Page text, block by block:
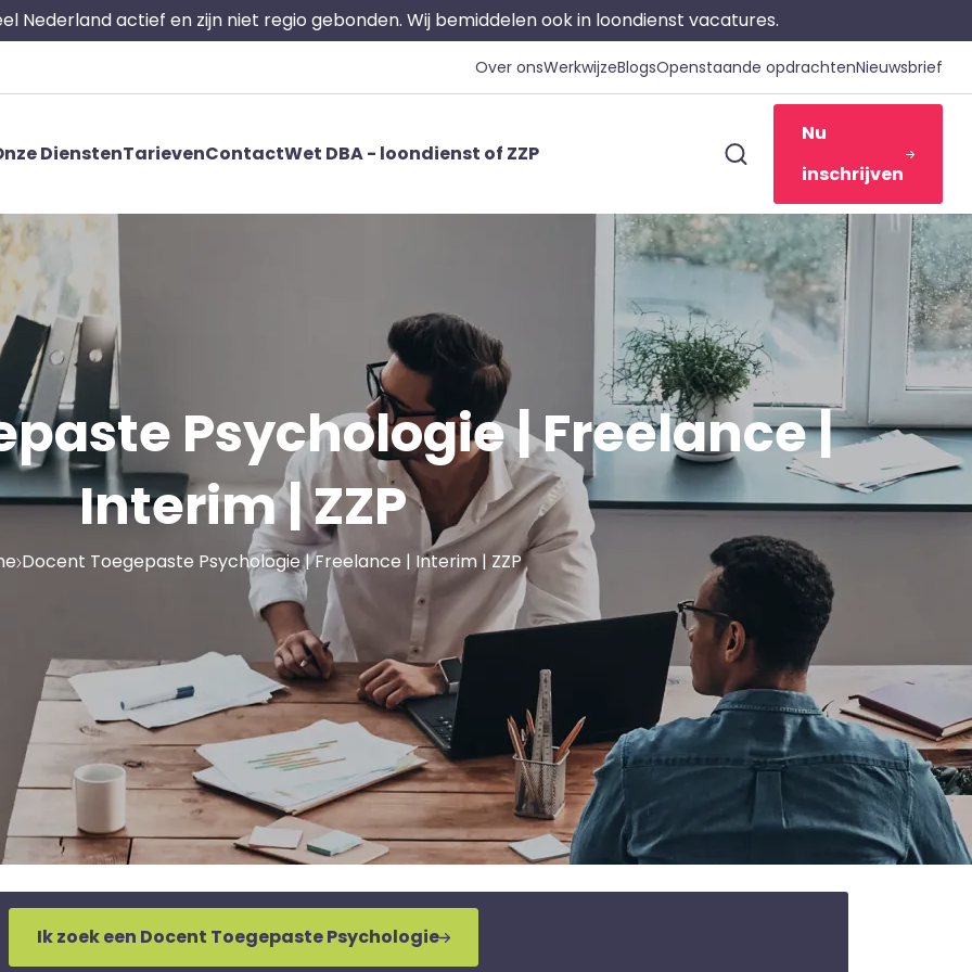
Nederland actief en zijn niet regio gebonden. Wij bemiddelen ook in loondienst vacatures.
Over onsWerkwijzeBlogsOpenstaande opdrachtenNieuwsbrief
DienstenTarievenContactWet DBA - loondienst of ZZP
Nu
inschrijven
Psychologie | Freelance |
Interim | ZZP
Docent Toegepaste Psychologie | Freelance | Interim | ZZP
Ik zoek een Docent Toegepaste Psychologie